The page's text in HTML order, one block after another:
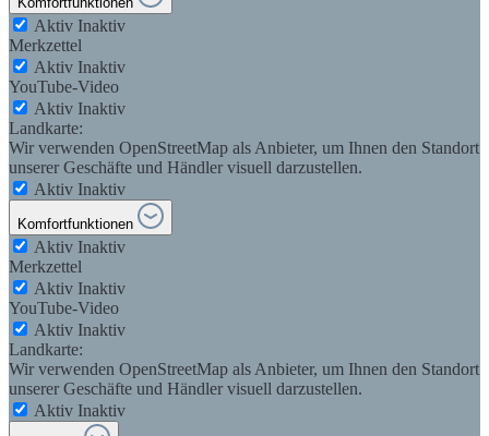
Aktiv Inaktiv
Merkzettel
Aktiv Inaktiv
YouTube-Video
Aktiv Inaktiv
Landkarte:
Wir verwenden OpenStreetMap als Anbieter, um Ihnen den Standort
unserer Geschäfte und Händler visuell darzustellen.
Aktiv Inaktiv
Komfortfunktionen
Aktiv Inaktiv
Merkzettel
Aktiv Inaktiv
YouTube-Video
Aktiv Inaktiv
Landkarte:
Wir verwenden OpenStreetMap als Anbieter, um Ihnen den Standort
unserer Geschäfte und Händler visuell darzustellen.
Aktiv Inaktiv